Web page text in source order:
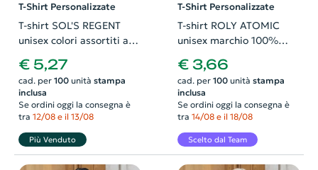
T-Shirt Personalizzate
T-shirt SOL'S REGENT
unisex colori assortiti a
100% cotone 150gr
€ 5,27
cad. per 100unità stampa
inclusa
Se ordini oggi la consegna è
tra 12/08 e il 13/08
Più Venduto
T-Shirt Personalizzate
T-shirt ROLY ATOMIC
unisex marchio 100%
€ 3,66
cad. per 100unità stampa
inclusa
Se ordini oggi la consegna è
tra 14/08 e il 18/08
Scelto dal Team